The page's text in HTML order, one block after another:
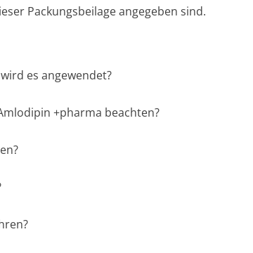
Packungsbeilage angegeben sind.
es angewendet?
+pharma beachten?